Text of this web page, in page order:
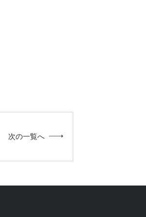
次の一覧へ